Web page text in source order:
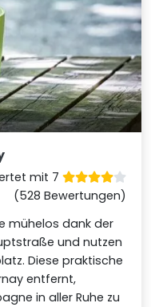
mit 7
(528 Bewertungen)
mühelos dank der
und nutzen
Diese praktische
entfernt,
in aller Ruhe zu